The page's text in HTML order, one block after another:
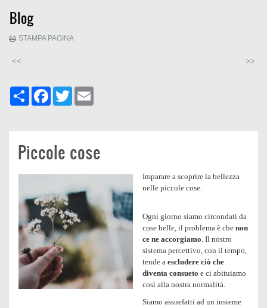
Blog
STAMPA PAGINA
<< >>
Share FacebookTwitter
Piccole cose
Imparare a scoprire la bellezza
nelle piccole cose.
Ogni giorno siamo circondati da
cose belle, il problema è che non
ce ne accorgiamo. Il nostro
sistema percettivo, con il tempo,
tende a escludere ciò che
diventa consueto e ci abituiamo
così alla nostra normalità.
Siamo assuefatti ad un insieme